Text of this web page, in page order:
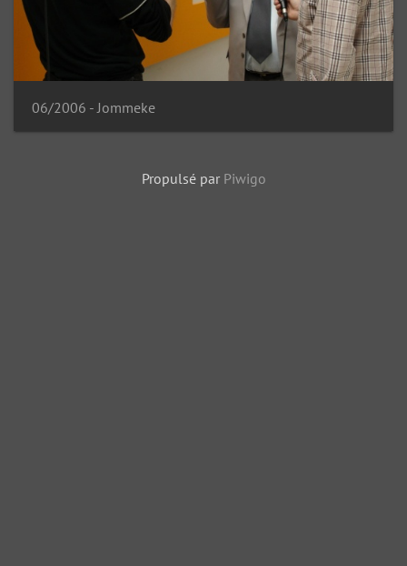
06/2006 - Jommeke
Propulsé par Piwigo